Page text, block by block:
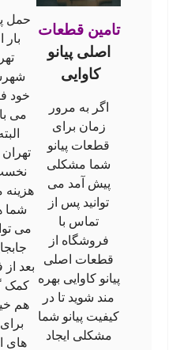
تامین قطعات
اصلی پیانو
کاوایی
اگر به مرور
زمان برای
قطعات پیانو
شما مشکلی
پیش آمد می
توانید پس از
تماس با
فروشگاه از
قطعات اصلی
پیانو کاوایی بهره
مند شوید تا در
کیفیت پیانو شما
مشکلی ایجاد
حمل
بار
خود
می
تهران
هزینه
شما
می
بعد
کمک
هم
های